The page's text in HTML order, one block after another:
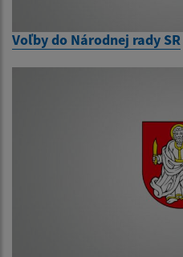
Voľby do Národnej rady SR